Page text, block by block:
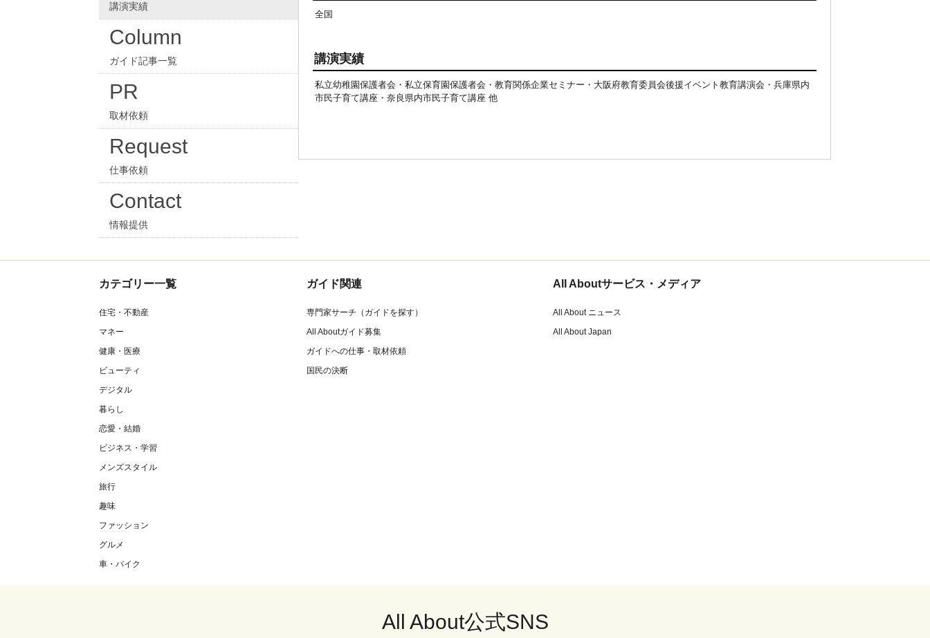
講演実績
Column
ガイド記事一覧
PR
取材依頼
Request
仕事依頼
Contact
情報提供
全国
講演実績
私立幼稚園保護者会・私立保育園保護者会・教育関係企業セミナー・大阪府教育委員会後援イベント教育講演会・兵庫県内
市民子育て講座・奈良県内市民子育て講座 他
カテゴリー一覧
住宅・不動産
マネー
健康・医療
ビューティ
デジタル
暮らし
恋愛・結婚
ビジネス・学習
メンズスタイル
旅行
趣味
ファッション
グルメ
車・バイク
ガイド関連
専門家サーチ（ガイドを探す）
All Aboutガイド募集
ガイドへの仕事・取材依頼
国民の決断
All Aboutサービス・メディア
All About ニュース
All About Japan
All About公式SNS